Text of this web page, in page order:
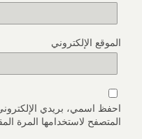
الموقع الإلكتروني
احفظ اسمي، بريدي
المتصفح لاستخدامها المرة